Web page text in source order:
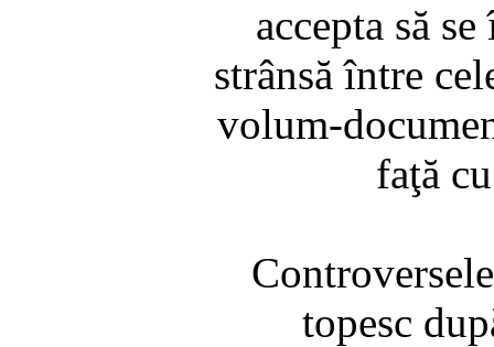
accepta să
strânsă între
volum-
faţă
topesc